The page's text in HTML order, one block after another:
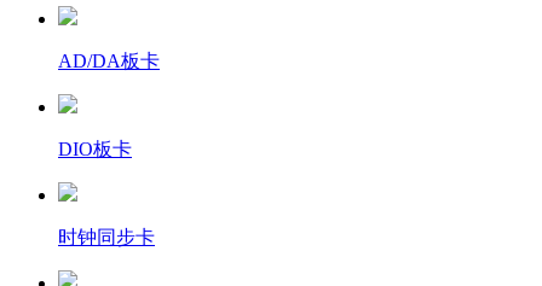
AD/DA板卡
DIO板卡
时钟同步卡